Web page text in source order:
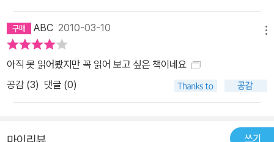
ABC 2010-03-10
아직 못 읽어봤지만 꼭 읽어 보고 싶은 책이네요
공감 (3) 댓글 (0)
쓰기